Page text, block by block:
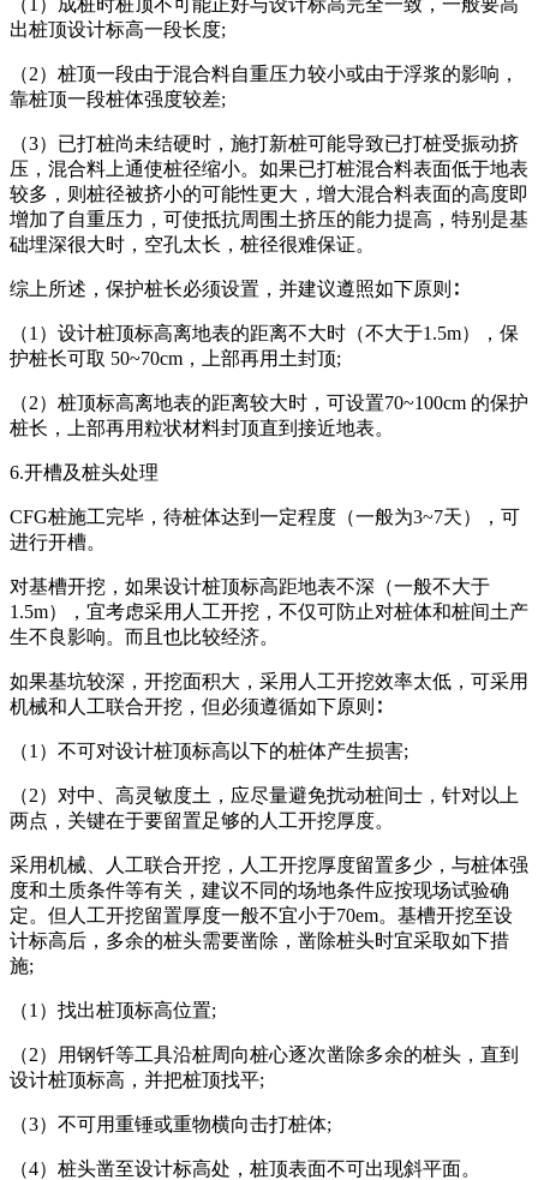
出桩顶设计标高一段长度;
（2）桩顶一段由于混合料自重压力较小或由于浮浆的影响，
靠桩顶一段桩体强度较差;
（3）已打桩尚未结硬时，施打新桩可能导致已打桩受振动挤
压，混合料上通使桩径缩小。如果已打桩混合料表面低于地表
较多，则桩径被挤小的可能性更大，增大混合料表面的高度即
增加了自重压力，可使抵抗周围土挤压的能力提高，特别是基
础埋深很大时，空孔太长，桩径很难保证。
综上所述，保护桩长必须设置，并建议遵照如下原则∶
（1）设计桩顶标高离地表的距离不大时（不大于1.5m），保
护桩长可取 50~70cm，上部再用土封顶;
（2）桩顶标高离地表的距离较大时，可设置70~100cm 的保护
桩长，上部再用粒状材料封顶直到接近地表。
6.开槽及桩头处理
CFG桩施工完毕，待桩体达到一定程度（一般为3~7天），可
进行开槽。
对基槽开挖，如果设计桩顶标高距地表不深（一般不大于
1.5m），宜考虑采用人工开挖，不仅可防止对桩体和桩间土产
生不良影响。而且也比较经济。
如果基坑较深，开挖面积大，采用人工开挖效率太低，可采用
机械和人工联合开挖，但必须遵循如下原则∶
（1）不可对设计桩顶标高以下的桩体产生损害;
（2）对中、高灵敏度土，应尽量避免扰动桩间士，针对以上
两点，关键在于要留置足够的人工开挖厚度。
采用机械、人工联合开挖，人工开挖厚度留置多少，与桩体强
度和土质条件等有关，建议不同的场地条件应按现场试验确
定。但人工开挖留置厚度一般不宜小于70em。基槽开挖至设
计标高后，多余的桩头需要凿除，凿除桩头时宜采取如下措
施;
（1）找出桩顶标高位置;
（2）用钢钎等工具沿桩周向桩心逐次凿除多余的桩头，直到
设计桩顶标高，并把桩顶找平;
（3）不可用重锤或重物横向击打桩体;
（4）桩头凿至设计标高处，桩顶表面不可出现斜平面。